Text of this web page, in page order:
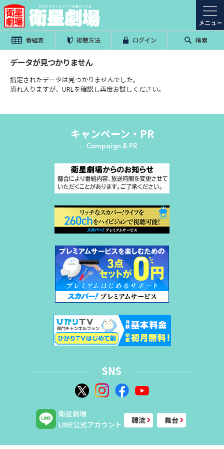
番組表 視聴方法 ログイン 検索
データが見つかりません
指定されたデータは見つかりませんでした。
恐れ入りますが、URLを確認し再度お試しください。
キャンペーン・PR
Campaign & PR
SNS
衛星劇場
LINE公式アカウント
韓流 舞台